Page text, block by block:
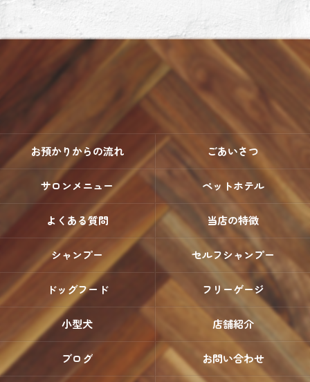
お預かりからの流れ ごあいさつ
サロンメニュー ペットホテル
よくある質問 当店の特徴
シャンプー セルフシャンプー
ドッグフード フリーゲージ
小型犬 店舗紹介
ブログ お問い合わせ